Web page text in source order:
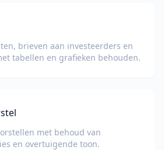
brieven aan investeerders en
tabellen en grafieken behouden.
met behoud van
en overtuigende toon.